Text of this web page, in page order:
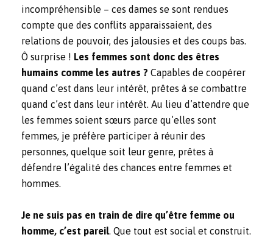
incompréhensible – ces dames se sont rendues
compte que des conflits apparaissaient, des
relations de pouvoir, des jalousies et des coups bas.
Ô surprise ! Les femmes sont donc des êtres
humains comme les autres ? Capables de coopérer
quand c’est dans leur intérêt, prêtes à se combattre
quand c’est dans leur intérêt. Au lieu d’attendre que
les femmes soient sœurs parce qu’elles sont
femmes, je préfère participer à réunir des
personnes, quelque soit leur genre, prêtes à
défendre l’égalité des chances entre femmes et
hommes.
Je ne suis pas en train de dire qu’être femme ou
homme, c’est pareil. Que tout est social et construit.